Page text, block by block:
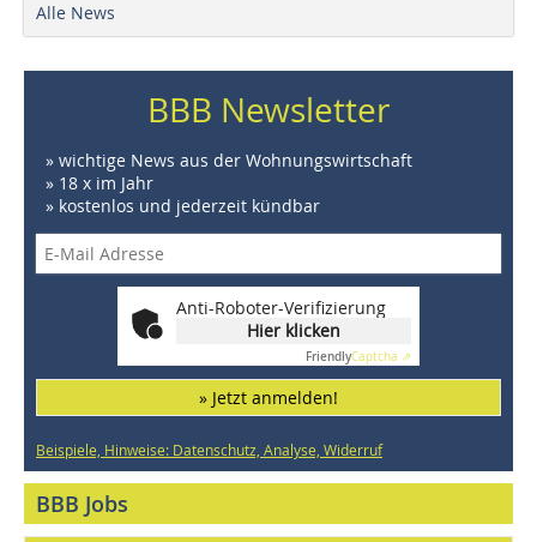
Alle News
BBB Newsletter
» wichtige News aus der Wohnungswirtschaft
» 18 x im Jahr
» kostenlos und jederzeit kündbar
Anti-Roboter-Verifizierung
Hier klicken
FriendlyCaptcha ⇗
» Jetzt anmelden!
Beispiele, Hinweise: Datenschutz, Analyse, Widerruf
BBB Jobs